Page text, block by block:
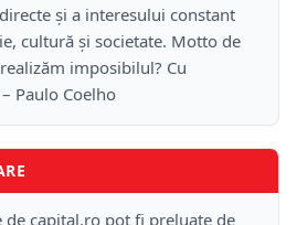
și a interesului constant
cultură și societate. Motto de
imposibilul? Cu
Paulo Coelho
capital.ro pot fi preluate de